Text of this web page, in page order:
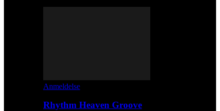
Anmeldelse
Rhythm Heaven Groove